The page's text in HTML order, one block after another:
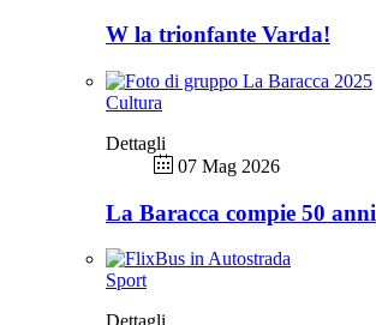
W la trionfante Varda!
Cultura
Dettagli
07 Mag 2026
La Baracca compie 50 anni
Sport